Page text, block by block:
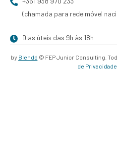
(chamada para rede móvel
Dias úteis das 9h às 18h
by Blendd © FEP Junior Consulting.
de